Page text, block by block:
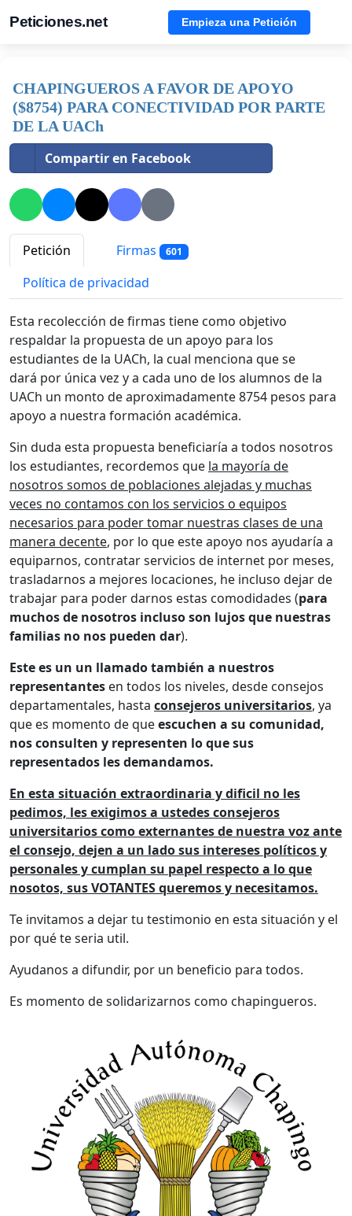
Peticiones.net Empieza una Petición
CHAPINGUEROS A FAVOR DE APOYO
($8754) PARA CONECTIVIDAD POR PARTE
DE LA UACh
Compartir en Facebook
Petición Firmas 601
Política de privacidad
Esta recolección de firmas tiene como objetivo
respaldar la propuesta de un apoyo para los
estudiantes de la UACh, la cual menciona que se
dará por única vez y a cada uno de los alumnos de la
UACh un monto de aproximadamente 8754 pesos para
apoyo a nuestra formación académica.
Sin duda esta propuesta beneficiaría a todos nosotros
los estudiantes, recordemos que la mayoría de
nosotros somos de poblaciones alejadas y muchas
veces no contamos con los servicios o equipos
necesarios para poder tomar nuestras clases de una
manera decente, por lo que este apoyo nos ayudaría a
equiparnos, contratar servicios de internet por meses,
trasladarnos a mejores locaciones, he incluso dejar de
trabajar para poder darnos estas comodidades (para
muchos de nosotros incluso son lujos que nuestras
familias no nos pueden dar).
Este es un un llamado también a nuestros
representantes en todos los niveles, desde consejos
departamentales, hasta consejeros universitarios, ya
que es momento de queescuchen a su comunidad,
nos consulten y representen lo que sus
representados les demandamos.
En esta situación extraordinaria y dificil no les
pedimos, les exigimos a ustedes consejeros
universitarios como externantes de nuestra voz ante
el consejo, dejen a un lado sus intereses políticos y
personales y cumplan su papel respecto a lo que
nosotos, sus VOTANTES queremos y necesitamos.
Te invitamos a dejar tu testimonio en esta situación y el
por qué te seria util.
Ayudanos a difundir, por un beneficio para todos.
Es momento de solidarizarnos como chapingueros.